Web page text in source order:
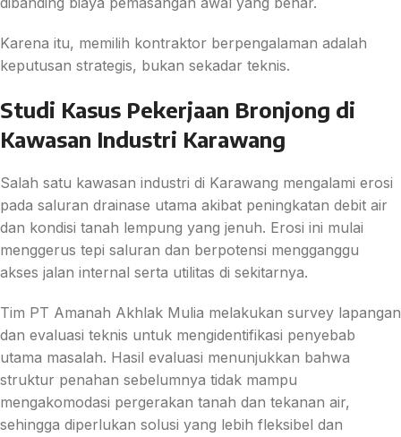
Karena itu, memilih kontraktor berpengalaman adalah
keputusan strategis, bukan sekadar teknis.
Studi Kasus Pekerjaan Bronjong di
Kawasan Industri Karawang
Salah satu kawasan industri di Karawang mengalami erosi
pada saluran drainase utama akibat peningkatan debit air
dan kondisi tanah lempung yang jenuh. Erosi ini mulai
menggerus tepi saluran dan berpotensi mengganggu
akses jalan internal serta utilitas di sekitarnya.
Tim PT Amanah Akhlak Mulia melakukan survey lapangan
dan evaluasi teknis untuk mengidentifikasi penyebab
utama masalah. Hasil evaluasi menunjukkan bahwa
struktur penahan sebelumnya tidak mampu
mengakomodasi pergerakan tanah dan tekanan air,
sehingga diperlukan solusi yang lebih fleksibel dan